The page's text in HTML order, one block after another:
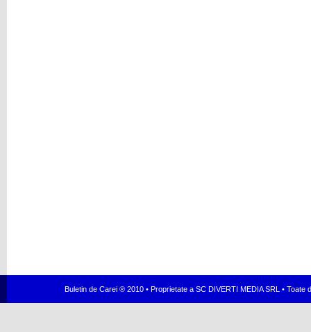
Buletin de Carei ® 2010 • Proprietate a SC DIVERTI MEDIA SRL •